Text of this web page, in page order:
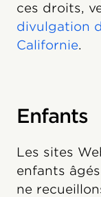
ces droits,
divulgation
Californie.
Enfants
Les sites
enfants
ne